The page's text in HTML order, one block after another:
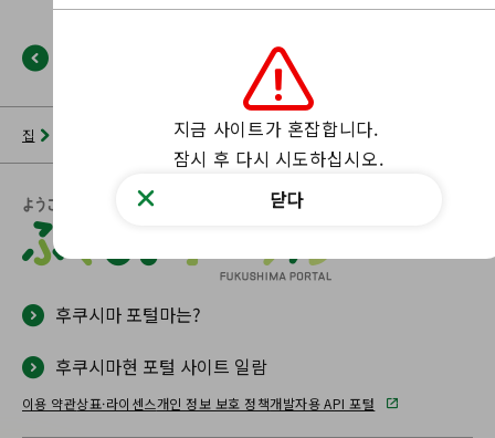
집 후쿠시마 포털 해당 페이지를 찾을 수 없습니다.
후쿠시마 포털마는?
후쿠시마현 포털 사이트 일람
이용 약관상표·라이센스개인 정보 보호 정책개발자용 API 포털
지금 사이트가 혼잡합니다.
잠시 후 다시 시도하십시오.
닫다